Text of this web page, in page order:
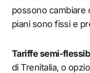
possono cambiare
piani sono fissi e
Tariffe semi-
di Trenitalia, o